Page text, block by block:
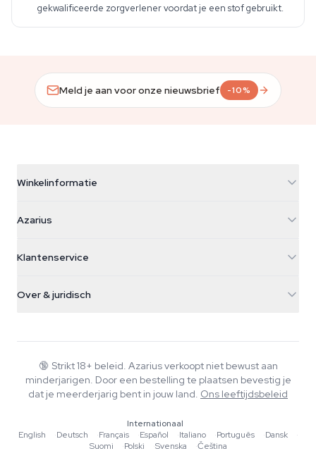
gekwalificeerde zorgverlener voordat je een stof gebruikt.
Meld je aan voor onze nieuwsbrief -10%
Winkelinformatie
Galvaniweg 11
Nederland
+31(0)204897914
Azarius
Smokeshop
Klantenservice
Retourbeleid
Veelgestelde vragen
Privacybeleid
Over & juridisch
Wiki
Schrijvers
Tools & Calculators
🔞 Strikt 18+ beleid. Azarius verkoopt niet bewust aan
minderjarigen. Door een bestelling te plaatsen bevestig je
dat je meerderjarig bent in jouw land. Ons leeftijdsbeleid
Internationaal
English
·Deutsch ·Français ·Español ·Italiano ·Português ·Dansk
·
Suomi
·Polski ·Svenska ·Čeština